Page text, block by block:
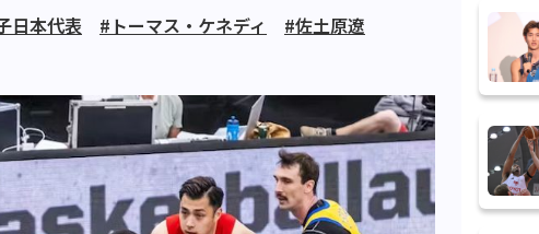
日本代表 #トーマス・ケネディ
#佐土原遼